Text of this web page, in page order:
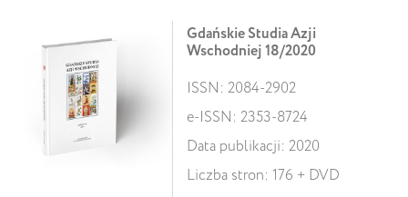
Gdańskie Studia Azji
Wschodniej 18/2020
ISSN: 2084-2902
e-ISSN: 2353-8724
Data publikacji: 2020
Liczba stron: 176 + DVD